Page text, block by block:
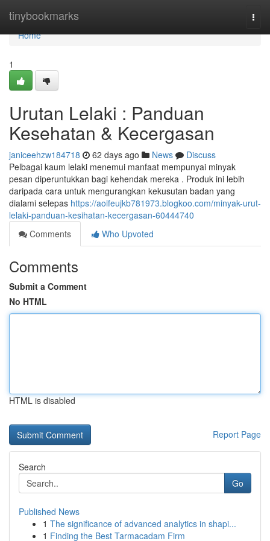
tinybookmarks
Home
Home
1
Urutan Lelaki : Panduan
Kesehatan & Kecergasan
janiceehzw184718 62 days ago News
Discuss
Pelbagai kaum lelaki menemui manfaat mempunyai minyak
pesan diperuntukkan bagi kehendak mereka . Produk ini lebih
daripada cara untuk mengurangkan kekusutan badan yang
dialami selepas https://aoifeujkb781973.blogkoo.com/minyak-urut-
lelaki-panduan-kesihatan-kecergasan-60444740
Comments
Who Upvoted
Comments
Submit a Comment
No HTML
HTML is disabled
Report Page
Search
Go
Published News
1 The significance of advanced analytics in shapi...
1 Finding the Best Tarmacadam Firm